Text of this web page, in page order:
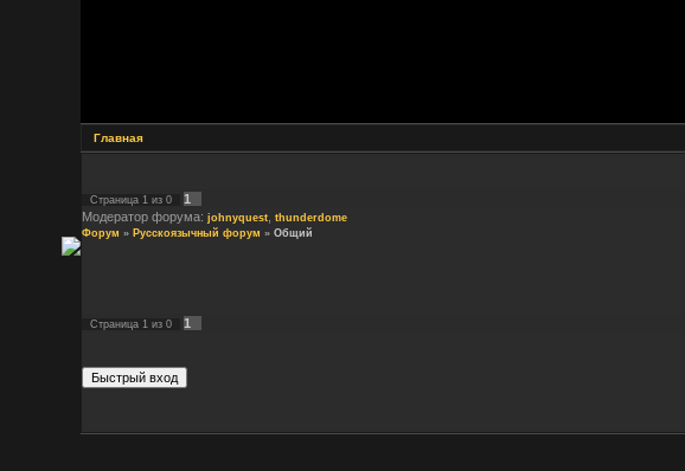
Главная
Страница 1 из 0
1
Модератор форума: johnyquest thunderdome
Форум » Русскоязычный форум » Общий
Страница 1 из 0
1